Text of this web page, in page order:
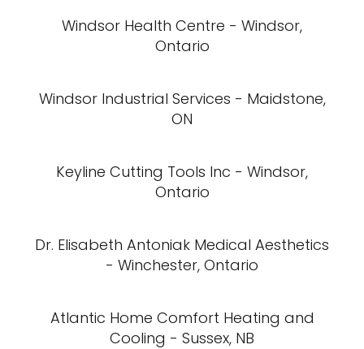
Windsor Health Centre - Windsor,
Ontario
Windsor Industrial Services - Maidstone,
ON
Keyline Cutting Tools Inc - Windsor,
Ontario
Dr. Elisabeth Antoniak Medical Aesthetics
- Winchester, Ontario
Atlantic Home Comfort Heating and
Cooling - Sussex, NB